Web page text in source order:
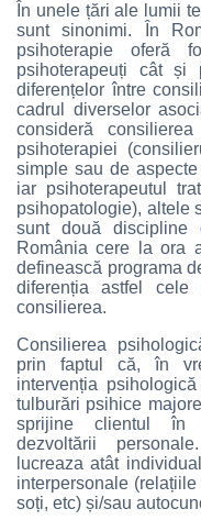
În unele țări ale lumii
sunt sinonimi. În
psihoterapie oferă
psihoterapeuți cât și
diferențelor între
cadrul diverselor
consideră
psihoterapiei
simple sau de
iar psihoterapeutul
psihopatologie), altele
sunt două discipline
România cere la ora
definească programa
diferenția astfel cele
consilierea.
Consilierea
prin faptul că, în
intervenția
tulburări psihice
sprijine clientul în
dezvoltării
lucreaza atât
interpersonale
soți, etc) și/sau